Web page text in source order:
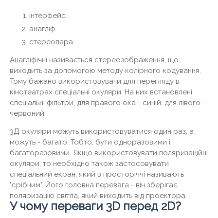
інтерфейс.
анагліф.
стереопара.
Анагліфічні називається стереозображення, що
виходить за допомогою методу колірного кодування.
Тому бажано використовувати для перегляду в
кінотеатрах спеціальні окуляри. На них встановлені
спеціальні фільтри, для правого ока - синій, для лівого -
червоний.
3Д окуляри можуть використовуватися один раз, а
можуть - багато. Тобто, бути одноразовими і
багаторазовими. Якщо використовувати поляризаційні
окуляри, то необхідно також застосовувати
спеціальний екран, який в просторіччі називають
"срібним". Його головна перевага - він зберігає
поляризацію світла, який виходить від проектора.
У чому переваги 3D перед 2D?